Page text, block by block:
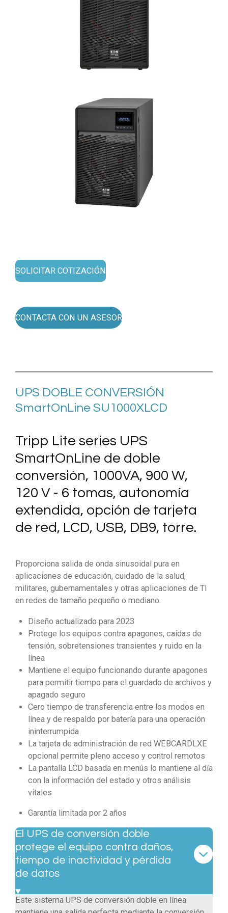
SOLICITAR COTIZACIÓN
CONTACTA CON UN ASESOR
UPS DOBLE CONVERSIÓN
SmartOnLine SU1000XLCD
Tripp Lite series UPS
SmartOnLine de doble
conversión, 1000VA, 900 W,
120 V - 6 tomas, autonomía
extendida, opción de tarjeta
de red, LCD, USB, DB9, torre.
Proporciona salida de onda sinusoidal pura en
aplicaciones de educación, cuidado de la salud,
militares, gubernamentales y otras aplicaciones de TI
en redes de tamaño pequeño o mediano.
Diseño actualizado para 2023
Protege los equipos contra apagones, caídas de
tensión, sobretensiones transientes y ruido en la
línea
Mantiene el equipo funcionando durante apagones
para permitir tiempo para el guardado de archivos y
apagado seguro
Cero tiempo de transferencia entre los modos en
línea y de respaldo por batería para una operación
ininterrumpida
La tarjeta de administración de red WEBCARDLXE
opcional permite pleno acceso y control remotos
La pantalla LCD basada en menús lo mantiene al día
con la información del estado y otros análisis
vitales
Garantía limitada por 2 años
El UPS de conversión doble
protege el equipo contra daños,
tiempo de inactividad y pérdida
de datos
Este sistema UPS de conversión doble en línea